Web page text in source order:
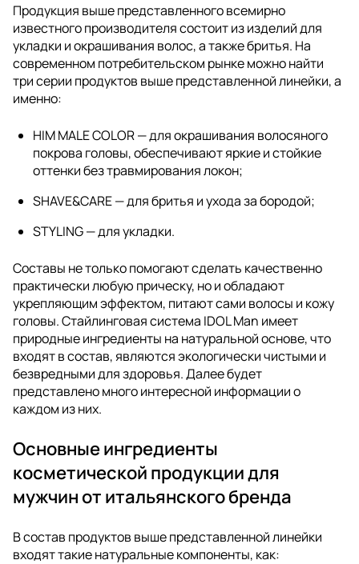
Продукция выше представленного всемирно
известного производителя состоит из изделий для
укладки и окрашивания волос, а также бритья. На
современном потребительском рынке можно найти
три серии продуктов выше представленной линейки, а
именно:
HIM MALE COLOR — для окрашивания волосяного
покрова головы, обеспечивают яркие и стойкие
оттенки без травмирования локон;
SHAVE&CARE — для бритья и ухода за бородой;
STYLING — для укладки.
Составы не только помогают сделать качественно
практически любую прическу, но и обладают
укрепляющим эффектом, питают сами волосы и кожу
головы. Стайлинговая система IDOL Man имеет
природные ингредиенты на натуральной основе, что
входят в состав, являются экологически чистыми и
безвредными для здоровья. Далее будет
представлено много интересной информации о
каждом из них.
Основные ингредиенты
косметической продукции для
мужчин от итальянского бренда
В состав продуктов выше представленной линейки
входят такие натуральные компоненты, как: